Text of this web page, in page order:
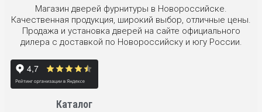
Магазин дверей фурнитуры в Новороссийске.
Качественная продукция, широкий выбор, отличные цены.
Продажа и установка дверей на сайте официального
дилера с доставкой по Новороссийску и югу России.
Каталог